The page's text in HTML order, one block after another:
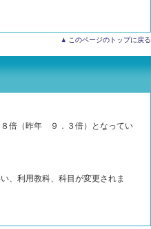
このページのトップに戻る
８倍（昨年 ９．３倍）となってい
、利用教科、科目が変更されま